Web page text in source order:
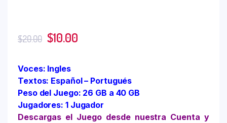
$20.00 $10.00
Voces: Ingles
Textos: Español – Portugués
Peso del Juego: 26 GB a 40 GB
Jugadores: 1 Jugador
Descargas el Juego desde nuestra Cuenta y